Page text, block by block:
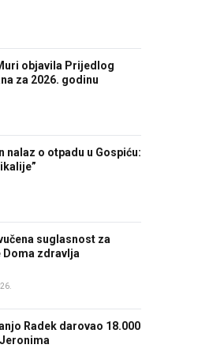
objavila Prijedlog
za 2026. godinu
nalaz o otpadu u Gospiću:
suglasnost za
zdravlja
Radek darovao 18.000